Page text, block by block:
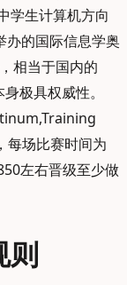
学生计算机方向
办的国际信息学奥
相当于国内的
极具权威性。
每场比赛时间为
左右晋级至少做
则